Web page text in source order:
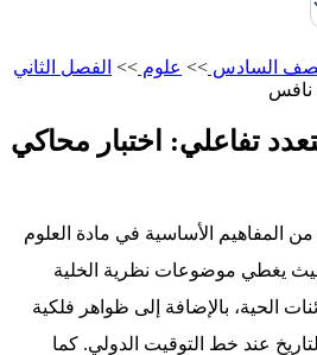
السادس >> علوم >> الفصل الثاني
نافس
تفاعلي: اختبار محاكي
من المفاهيم الأساسية في مادة العلوم
يغطي موضوعات نظرية الخلية
الحية، بالإضافة إلى ظواهر فلكية
عند خط التوقيت الدولي. كما